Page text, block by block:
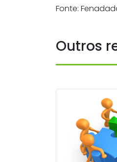
Fonte:
Outros